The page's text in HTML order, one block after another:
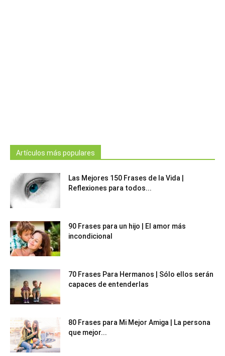
Artículos más populares
Las Mejores 150 Frases de la Vida |
Reflexiones para todos...
90 Frases para un hijo | El amor más
incondicional
70 Frases Para Hermanos | Sólo ellos serán
capaces de entenderlas
80 Frases para Mi Mejor Amiga | La persona
que mejor...